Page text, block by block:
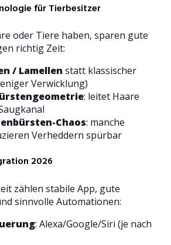
für Tierbesitzer
oder Tiere haben, sparen gute
richtig Zeit:
/ Lamellen statt klassischer
Verwicklung)
: leitet Haare
Chaos: manche
Verheddern spürbar
2026
zählen stabile App, gute
sinnvolle Automationen:
: Alexa/Google/Siri (je nach